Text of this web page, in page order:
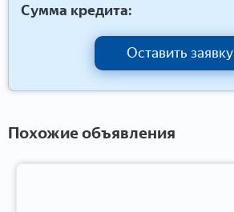
Сумма кредита:
Оставить заявку
Похожие объявления